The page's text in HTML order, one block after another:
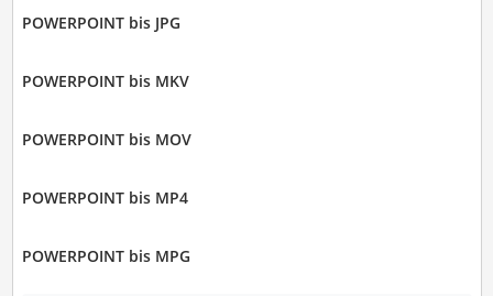
POWERPOINT bis JPG
POWERPOINT bis MKV
POWERPOINT bis MOV
POWERPOINT bis MP4
POWERPOINT bis MPG